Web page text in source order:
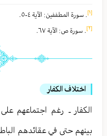
[١] . سورة المطففين : الآية ٤-٥ .
[٢] . سورة ص : الآية ٦٧ .
اختلاف الكفار
الكفار ـ رغم اجتماعهم على
بينهم حتى في عقائدهم